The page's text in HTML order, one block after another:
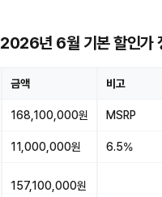
년 6월 기본 할인가
금액 비고
168,100,000원 MSRP
11,000,000원 6.5%
157,100,000원